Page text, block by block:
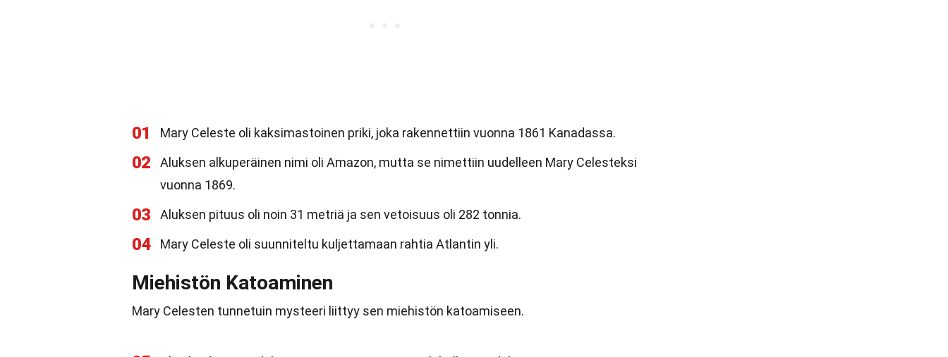
01 Mary Celeste oli kaksimastoinen priki, joka rakennettiin vuonna 1861 Kanadassa.
02
Aluksen alkuperäinen nimi oli Amazon, mutta se nimettiin uudelleen Mary Celesteksi
vuonna 1869.
03 Aluksen pituus oli noin 31 metriä ja sen vetoisuus oli 282 tonnia.
04 Mary Celeste oli suunniteltu kuljettamaan rahtia Atlantin yli.
Miehistön Katoaminen
Mary Celesten tunnetuin mysteeri liittyy sen miehistön katoamiseen.